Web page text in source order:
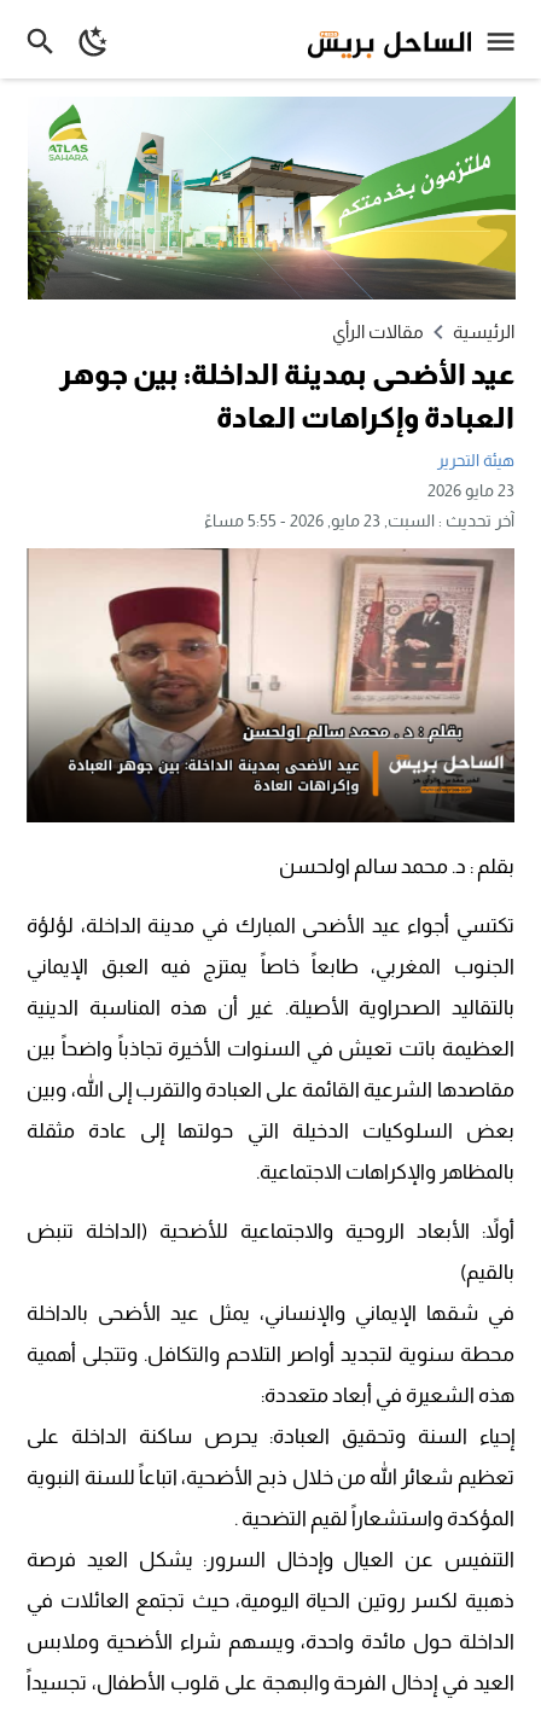
الرئيسية مقالات الرأي
عيد الأضحى بمدينة الداخلة: بين جوهر
العبادة وإكراهات العادة
هيئة التحرير
23 مايو 2026
آخر تحديث :السبت, 23 مايو, 2026 - 5:55 مساءً
بقلم : د. محمد سالم اولحسن
​تكتسي أجواء عيد الأضحى المبارك في مدينة الداخلة، لؤلؤة
الجنوب المغربي، طابعاً خاصاً يمتزج فيه العبق الإيماني
بالتقاليد الصحراوية الأصيلة. غير أن هذه المناسبة الدينية
العظيمة باتت تعيش في السنوات الأخيرة تجاذباً واضحاً بين
مقاصدها الشرعية القائمة على العبادة والتقرب إلى الله، وبين
بعض السلوكيات الدخيلة التي حولتها إلى عادة مثقلة
بالمظاهر والإكراهات الاجتماعية.
​أولاً: الأبعاد الروحية والاجتماعية للأضحية (الداخلة تنبض
بالقيم)
​في شقها الإيماني والإنساني، يمثل عيد الأضحى بالداخلة
محطة سنوية لتجديد أواصر التلاحم والتكافل. وتتجلى أهمية
هذه الشعيرة في أبعاد متعددة:
​إحياء السنة وتحقيق العبادة: يحرص ساكنة الداخلة على
تعظيم شعائر الله من خلال ذبح الأضحية، اتباعاً للسنة النبوية
المؤكدة واستشعاراً لقيم التضحية .
​التنفيس عن العيال وإدخال السرور: يشكل العيد فرصة
ذهبية لكسر روتين الحياة اليومية، حيث تجتمع العائلات في
الداخلة حول مائدة واحدة، ويسهم شراء الأضحية وملابس
العيد في إدخال الفرحة والبهجة على قلوب الأطفال، تجسيداً